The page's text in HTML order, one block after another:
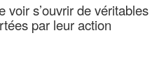
s’ouvrir de véritables
par leur action